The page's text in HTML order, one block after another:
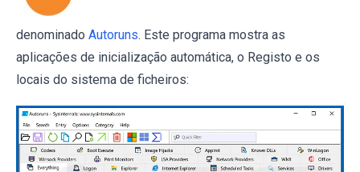
denominado Autoruns. Este programa mostra as
aplicações de inicialização automática, o Registo e os
locais do sistema de ficheiros: